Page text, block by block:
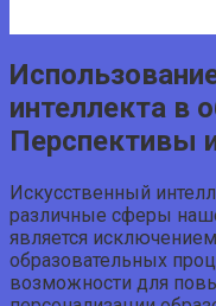
интеллекта в
Перспективы
Искусственный
различные сферы
является
образовательных
возможности для